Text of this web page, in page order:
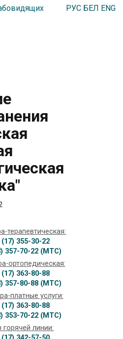
РУС БЕЛ ENG
терапевтическая:
355-30-22
357-70-22 (МТС)
ортопедическая:
363-80-88
357-80-88 (МТС)
платные услуги:
363-80-88
353-70-22 (МТС)
линии: